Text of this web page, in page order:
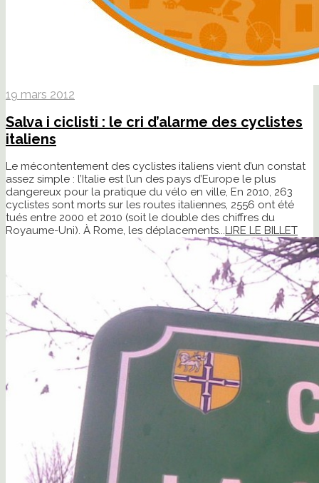
19 mars 2012
Salva i ciclisti : le cri d’alarme des cyclistes
italiens
Le mécontentement des cyclistes italiens vient d’un constat
assez simple : l’Italie est l’un des pays d’Europe le plus
dangereux pour la pratique du vélo en ville, En 2010, 263
cyclistes sont morts sur les routes italiennes, 2556 ont été
tués entre 2000 et 2010 (soit le double des chiffres du
Royaume-Uni). À Rome, les déplacements... LIRE LE BILLET